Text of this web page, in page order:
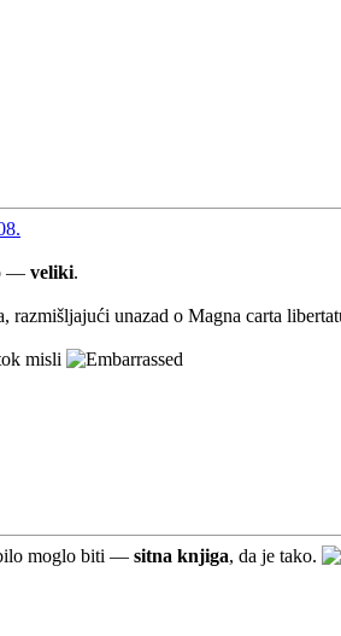
— veliki.
razmišljajući unazad o Magna carta
misli
moglo biti — sitna knjiga, da je tako.